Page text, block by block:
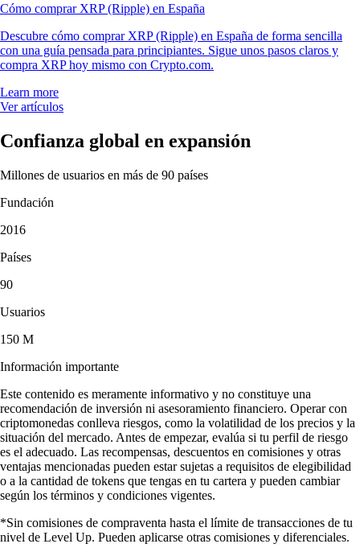
Cómo comprar XRP (Ripple) en España
Descubre cómo comprar XRP (Ripple) en España de forma sencilla
con una guía pensada para principiantes. Sigue unos pasos claros y
compra XRP hoy mismo con Crypto.com.
Learn more
Ver artículos
Confianza global en expansión
Millones de usuarios en más de 90 países
Fundación
2016
Países
90
Usuarios
150 M
Información importante
Este contenido es meramente informativo y no constituye una
recomendación de inversión ni asesoramiento financiero. Operar con
criptomonedas conlleva riesgos, como la volatilidad de los precios y la
situación del mercado. Antes de empezar, evalúa si tu perfil de riesgo
es el adecuado. Las recompensas, descuentos en comisiones y otras
ventajas mencionadas pueden estar sujetas a requisitos de elegibilidad
o a la cantidad de tokens que tengas en tu cartera y pueden cambiar
según los términos y condiciones vigentes.
*Sin comisiones de compraventa hasta el límite de transacciones de tu
nivel de Level Up. Pueden aplicarse otras comisiones y diferenciales.